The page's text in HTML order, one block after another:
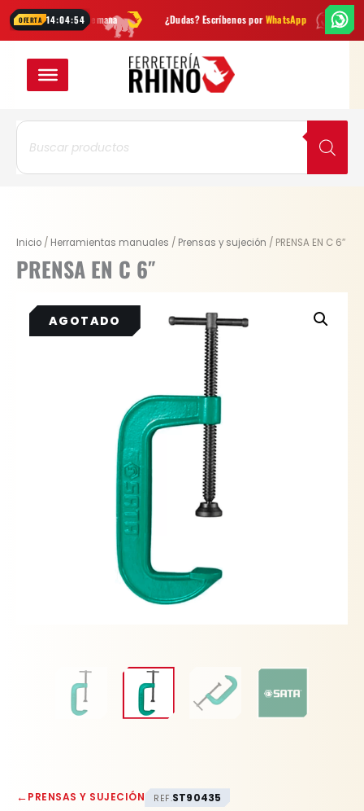
OFERTA 14:04:53
cada semana ¿Dudas? Escríbenos porWhatsApp Envío
contenido
Búsqueda
productos
Inicio / Herramientas manuales / Prensas y sujeción / PRENSA EN C 6″
PRENSA EN C 6″
←PRENSAS Y SUJECIÓN REF.ST90435